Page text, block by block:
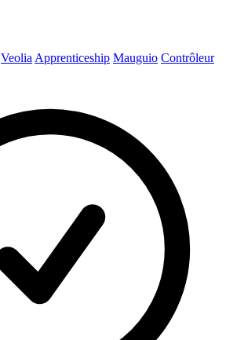
Veolia Apprenticeship Mauguio Contrôleur